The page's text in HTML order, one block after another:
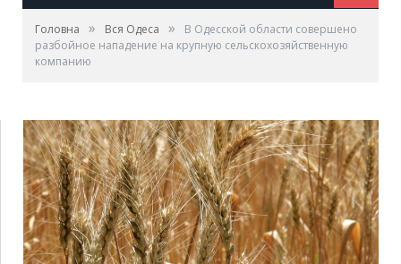
Головна » Вся Одеса »
В Одесской области совершено
разбойное нападение на крупную сельскохозяйственную
компанию